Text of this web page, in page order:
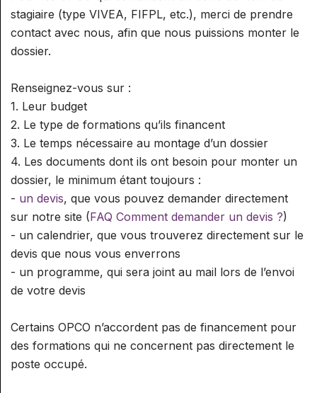
stagiaire (type VIVEA, FIFPL, etc.), merci de prendre
contact avec nous, afin que nous puissions monter le
dossier.
Renseignez-vous sur :
1. Leur budget
2. Le type de formations qu’ils financent
3. Le temps nécessaire au montage d’un dossier
4. Les documents dont ils ont besoin pour monter un
dossier, le minimum étant toujours :
- un devis, que vous pouvez demander directement
sur notre site (FAQ Comment demander un devis ?)
- un calendrier, que vous trouverez directement sur le
devis que nous vous enverrons
- un programme, qui sera joint au mail lors de l’envoi
de votre devis
Certains OPCO n’accordent pas de financement pour
des formations qui ne concernent pas directement le
poste occupé.